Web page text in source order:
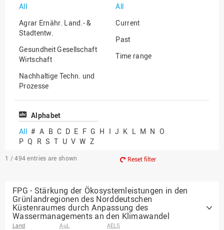
All
Agrar Ernähr. Land.- &
Stadtentw.
Gesundheit Gesellschaft
Wirtschaft
Nachhaltige Techn. und
Prozesse
Vielfältiges Forschen
All
Current
Past
Time range
Alphabet
All # A B C D E F G H I J K L M N O
P Q R S T U V W Z
1 / 494 entries are shown Reset filter
FPG - Stärkung der Ökosystemleistungen in den
Grünlandregionen des Norddeutschen
Küstenraumes durch Anpassung des
Wassermanagements an den Klimawandel
Land AuL AELS